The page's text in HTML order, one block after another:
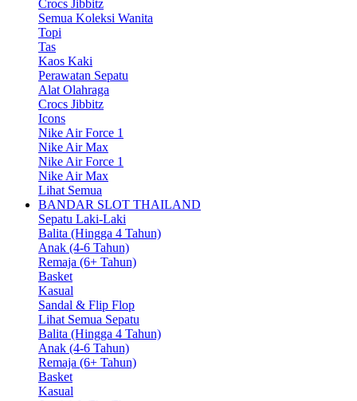
Crocs Jibbitz
Semua Koleksi Wanita
Topi
Tas
Kaos Kaki
Perawatan Sepatu
Alat Olahraga
Crocs Jibbitz
Icons
Nike Air Force 1
Nike Air Max
Nike Air Force 1
Nike Air Max
Lihat Semua
BANDAR SLOT THAILAND
Sepatu Laki-Laki
Balita (Hingga 4 Tahun)
Anak (4-6 Tahun)
Remaja (6+ Tahun)
Basket
Kasual
Sandal & Flip Flop
Lihat Semua Sepatu
Balita (Hingga 4 Tahun)
Anak (4-6 Tahun)
Remaja (6+ Tahun)
Basket
Kasual